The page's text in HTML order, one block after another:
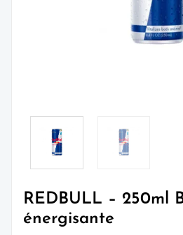
REDBULL – 250ml
énergisante